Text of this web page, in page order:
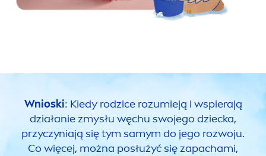
Wnioski: Kiedy rodzice rozumieją i wspierają
działanie zmysłu węchu swojego dziecka,
przyczyniają się tym samym do jego rozwoju.
Co więcej, można posłużyć się zapachami,